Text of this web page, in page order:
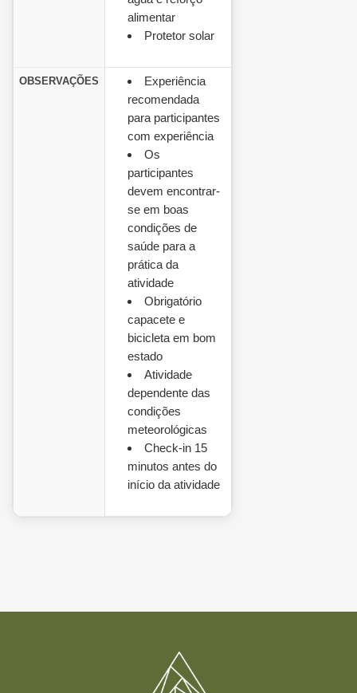
alimentar
Protetor solar
OBSERVAÇÕES
Experiência
recomendada
para participantes
com experiência
Os
participantes
devem encontrar-
se em boas
condições de
saúde para a
prática da
atividade
Obrigatório
capacete e
bicicleta em bom
estado
Atividade
dependente das
condições
meteorológicas
Check-in 15
minutos antes do
início da atividade